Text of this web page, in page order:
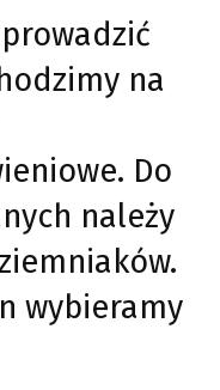
na
Do
należy
wybieramy